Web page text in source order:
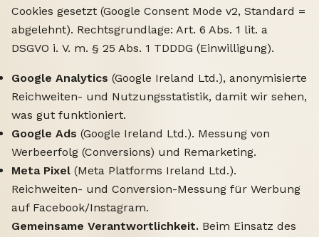
Cookies gesetzt (Google Consent Mode v2, Standard =
abgelehnt). Rechtsgrundlage: Art. 6 Abs. 1 lit. a
DSGVO i. V. m. § 25 Abs. 1 TDDDG (Einwilligung).
Google Analytics (Google Ireland Ltd.), anonymisierte
Reichweiten- und Nutzungsstatistik, damit wir sehen,
was gut funktioniert.
Google Ads (Google Ireland Ltd.). Messung von
Werbeerfolg (Conversions) und Remarketing.
Meta Pixel (Meta Platforms Ireland Ltd.).
Reichweiten- und Conversion-Messung für Werbung
auf Facebook/Instagram.
Gemeinsame Verantwortlichkeit. Beim Einsatz des